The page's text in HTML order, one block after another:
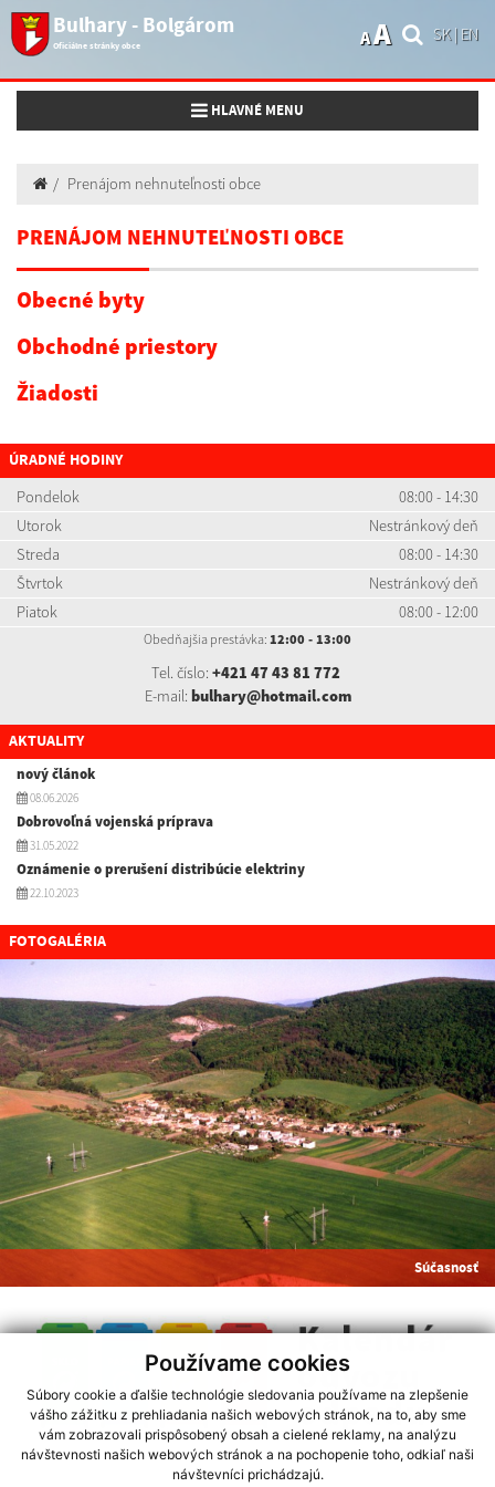
Používame cookies
Súbory cookie a ďalšie technológie sledovania používame na zlepšenie
vášho zážitku z prehliadania našich webových stránok, na to, aby sme
vám zobrazovali prispôsobený obsah a cielené reklamy, na analýzu
návštevnosti našich webových stránok a na pochopenie toho, odkiaľ naši
návštevníci prichádzajú.
Bulhary - Bolgárom
Oficiálne stránky obce
SK| EN
AA
Toggle navigation
HLAVNÉ MENU
Prenájom nehnuteľnosti obce
PRENÁJOM NEHNUTEĽNOSTI OBCE
Obecné byty
Obchodné priestory
Žiadosti
ÚRADNÉ HODINY
Pondelok
08:00 - 14:30
Utorok
Nestránkový deň
Streda
08:00 - 14:30
Štvrtok
Nestránkový deň
Piatok
08:00 - 12:00
Obedňajšia prestávka: 12:00 - 13:00
Tel. číslo: +421 47 43 81 772
E-mail: bulhary@hotmail.com
AKTUALITY
nový článok
08.06.2026
Dobrovoľná vojenská príprava
31.05.2022
Oznámenie o prerušení distribúcie elektriny
22.10.2023
FOTOGALÉRIA
Súčasnosť
využite možnosť získavania aktuálnych informácií s využitím RSS